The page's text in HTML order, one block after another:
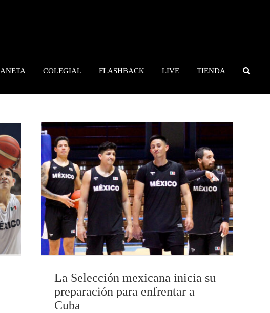
COLEGIAL FLASHBACK LIVE TIENDA
La Selección mexicana inicia su
preparación para enfrentar a
Cuba